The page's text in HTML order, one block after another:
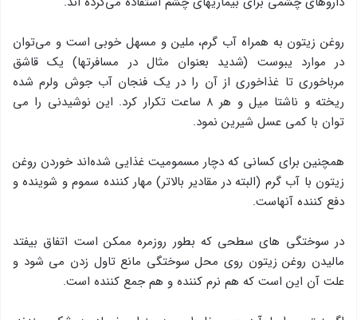
روغن زیتون به همراه آب گرم، ملین و مسهل خوبی است و می‌توان
در موارد یبوست (شدید بعنوان مثال در مسافرتها) یك قاشق
مرباخوری تا غذاخوری از آن را در یك فنجان آب جوش ولرم شده
ریخته و ناشتا میل و هر ۸ ساعت تکرار کرد. این نوشیدنی را می
توان با كمی عسل شیرین نمود.
همچنین برای كسانی كه دچار مسمومیت غذایی شده‌اند خوردن روغن
زیتون با آب گرم (البته در مقادیر بالاتر) مهار كننده سموم و شوینده و
دفع كننده آنهاست.
در سوختگی های سطحی كه بطور روزمره ممكن است اتفاق بیفتد
مالیدن روغن زیتون روی محل سوختگی مانع تاول زدن می شود و
علت آن این است كه هم نرم كننده و هم جمع كننده است.